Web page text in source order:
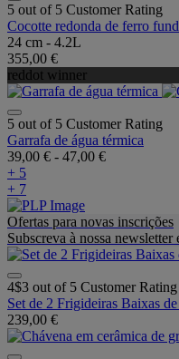
5 out of 5 Customer Rating
Cocotte redonda de ferro
24 cm - 4.2L
355,00 €
reddot winner
5 out of 5 Customer Rating
Garrafa de água térmica
39,00 € - 47,00 €
+ 5
+ 7
Ofertas para novas inscrições
Subscreva à nossa
4$3 out of 5 Customer Rating
Set de 2 Frigideiras Baixas
239,00 €